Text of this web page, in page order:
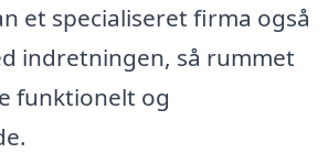
et specialiseret firma også
indretningen, så rummet
funktionelt og